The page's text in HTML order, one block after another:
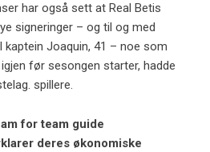
har også sett at Real Betis
signeringer – og til og med
Joaquin, 41 – noe som
før sesongen starter, hadde
spillere.
for team guide
deres økonomiske